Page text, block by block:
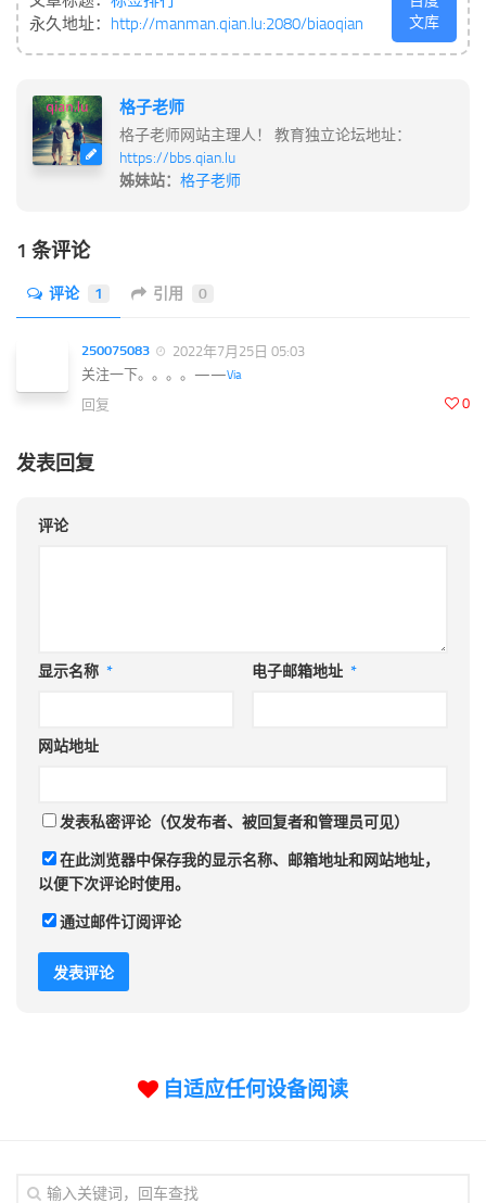
永久地址： http://manman.qian.lu:2080/biaoqian
文库
格子老师
格子老师网站主理人！ 教育独立论坛地址：
https://bbs.qian.lu
姊妹站： 格子老师
1 条评论
评论 1 引用 0
250075083
2022年7月25日 05:03
关注一下。。。。——Via
0
回复
发表回复
评论
显示名称 * 电子邮箱地址 *
网站地址
发表私密评论（仅发布者、被回复者和管理员可见）
在此浏览器中保存我的显示名称、邮箱地址和网站地址，
以便下次评论时使用。
通过邮件订阅评论
自适应任何设备阅读